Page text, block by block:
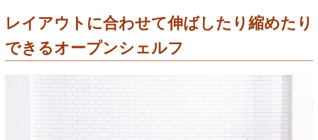
レイアウトに合わせて伸ばしたり縮めたり
できるオープンシェルフ